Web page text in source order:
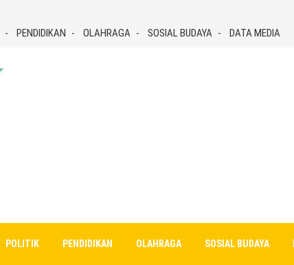
PENDIDIKAN OLAHRAGA SOSIAL BUDAYA DATA MEDIA
POLITIK PENDIDIKAN OLAHRAGA SOSIAL BUDAYA